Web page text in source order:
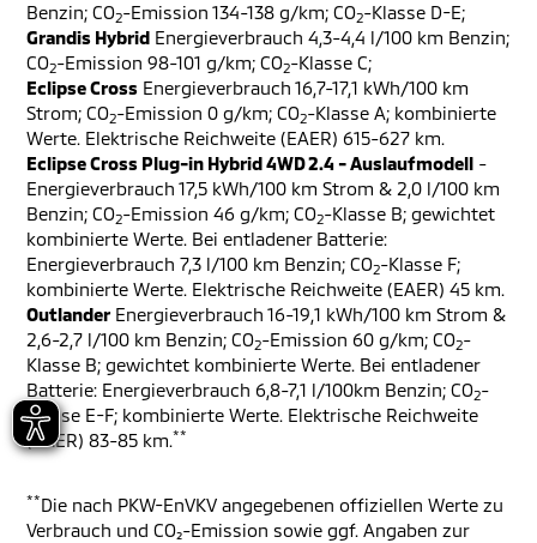
Benzin; CO2-Emission 134-138 g/km; CO2-Klasse D-E;
Grandis Hybrid Energieverbrauch 4,3-4,4 l/100 km Benzin;
CO2-Emission 98-101 g/km; CO2-Klasse C;
Eclipse Cross Energieverbrauch 16,7-17,1 kWh/100 km
Strom; CO2-Emission 0 g/km; CO2-Klasse A; kombinierte
Werte. Elektrische Reichweite (EAER) 615-627 km.
Eclipse Cross Plug-in Hybrid 4WD 2.4 - Auslaufmodell -
Energieverbrauch 17,5 kWh/100 km Strom & 2,0 l/100 km
Benzin; CO2-Emission 46 g/km; CO2-Klasse B; gewichtet
kombinierte Werte. Bei entladener Batterie:
Energieverbrauch 7,3 l/100 km Benzin; CO2-Klasse F;
kombinierte Werte. Elektrische Reichweite (EAER) 45 km.
Outlander Energieverbrauch 16-19,1 kWh/100 km Strom &
2,6-2,7 l/100 km Benzin; CO2-Emission 60 g/km; CO2-
Klasse B; gewichtet kombinierte Werte. Bei entladener
Batterie: Energieverbrauch 6,8-7,1 l/100km Benzin; CO2-
Klasse E-F; kombinierte Werte. Elektrische Reichweite
(EAER) 83-85 km.**
**Die nach PKW-EnVKV angegebenen offiziellen Werte zu
Verbrauch und CO₂-Emission sowie ggf. Angaben zur